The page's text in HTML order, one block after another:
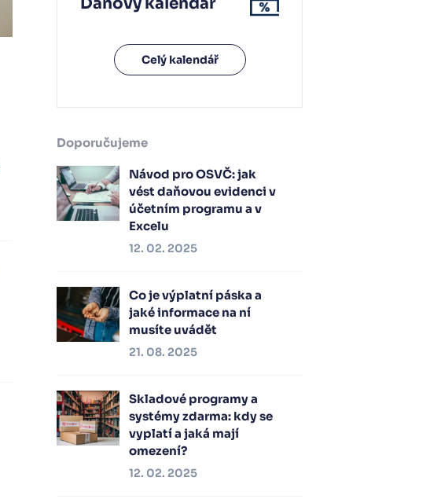
Celý kalendář
Doporučujeme
Návod pro OSVČ: jak
vést daňovou evidenci v
účetním programu a v
Excelu
12. 02. 2025
Co je výplatní páska a
jaké informace na ní
musíte uvádět
21. 08. 2025
Skladové programy a
systémy zdarma: kdy se
vyplatí a jaká mají
omezení?
12. 02. 2025